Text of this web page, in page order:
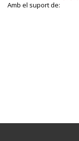
Amb el suport de: